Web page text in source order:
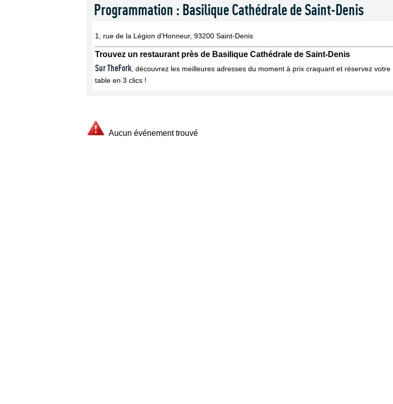
Programmation : Basilique Cathédrale de Saint-Denis
1, rue de la Légion d'Honneur, 93200 Saint-Denis
Trouvez un restaurant près de Basilique Cathédrale de Saint-Denis
Sur TheFork , découvrez les meilleures adresses du moment à prix craquant et réservez votre
table en 3 clics !
Aucun événement trouvé